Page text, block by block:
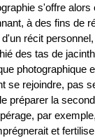
s'offre
à des fins de
récit
des tas de
photographique
se rejoindre, pas
préparer la
par
et